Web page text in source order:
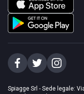
Spiagge Srl - Sede legale: